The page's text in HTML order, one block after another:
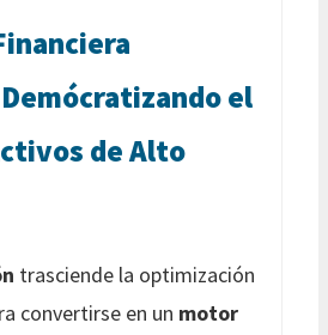
el
de Alto
trasciende la optimización
convertirse en un motor